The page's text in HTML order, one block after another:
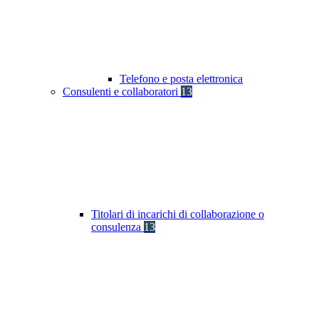
Telefono e posta elettronica
Consulenti e collaboratori 13
Titolari di incarichi di collaborazione o
consulenza 13